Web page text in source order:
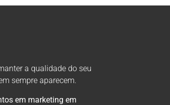
a qualidade do seu
sempre aparecem.
em marketing em